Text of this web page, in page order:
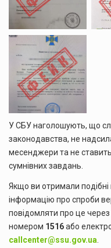
У СБУ наголошують, що
законодавства, не
месенджери та не
сумнівних завдань.
Якщо ви отримали
інформацію про спроби
повідомляти про це
номером 1516або
callcenter@ssu.gov.ua.